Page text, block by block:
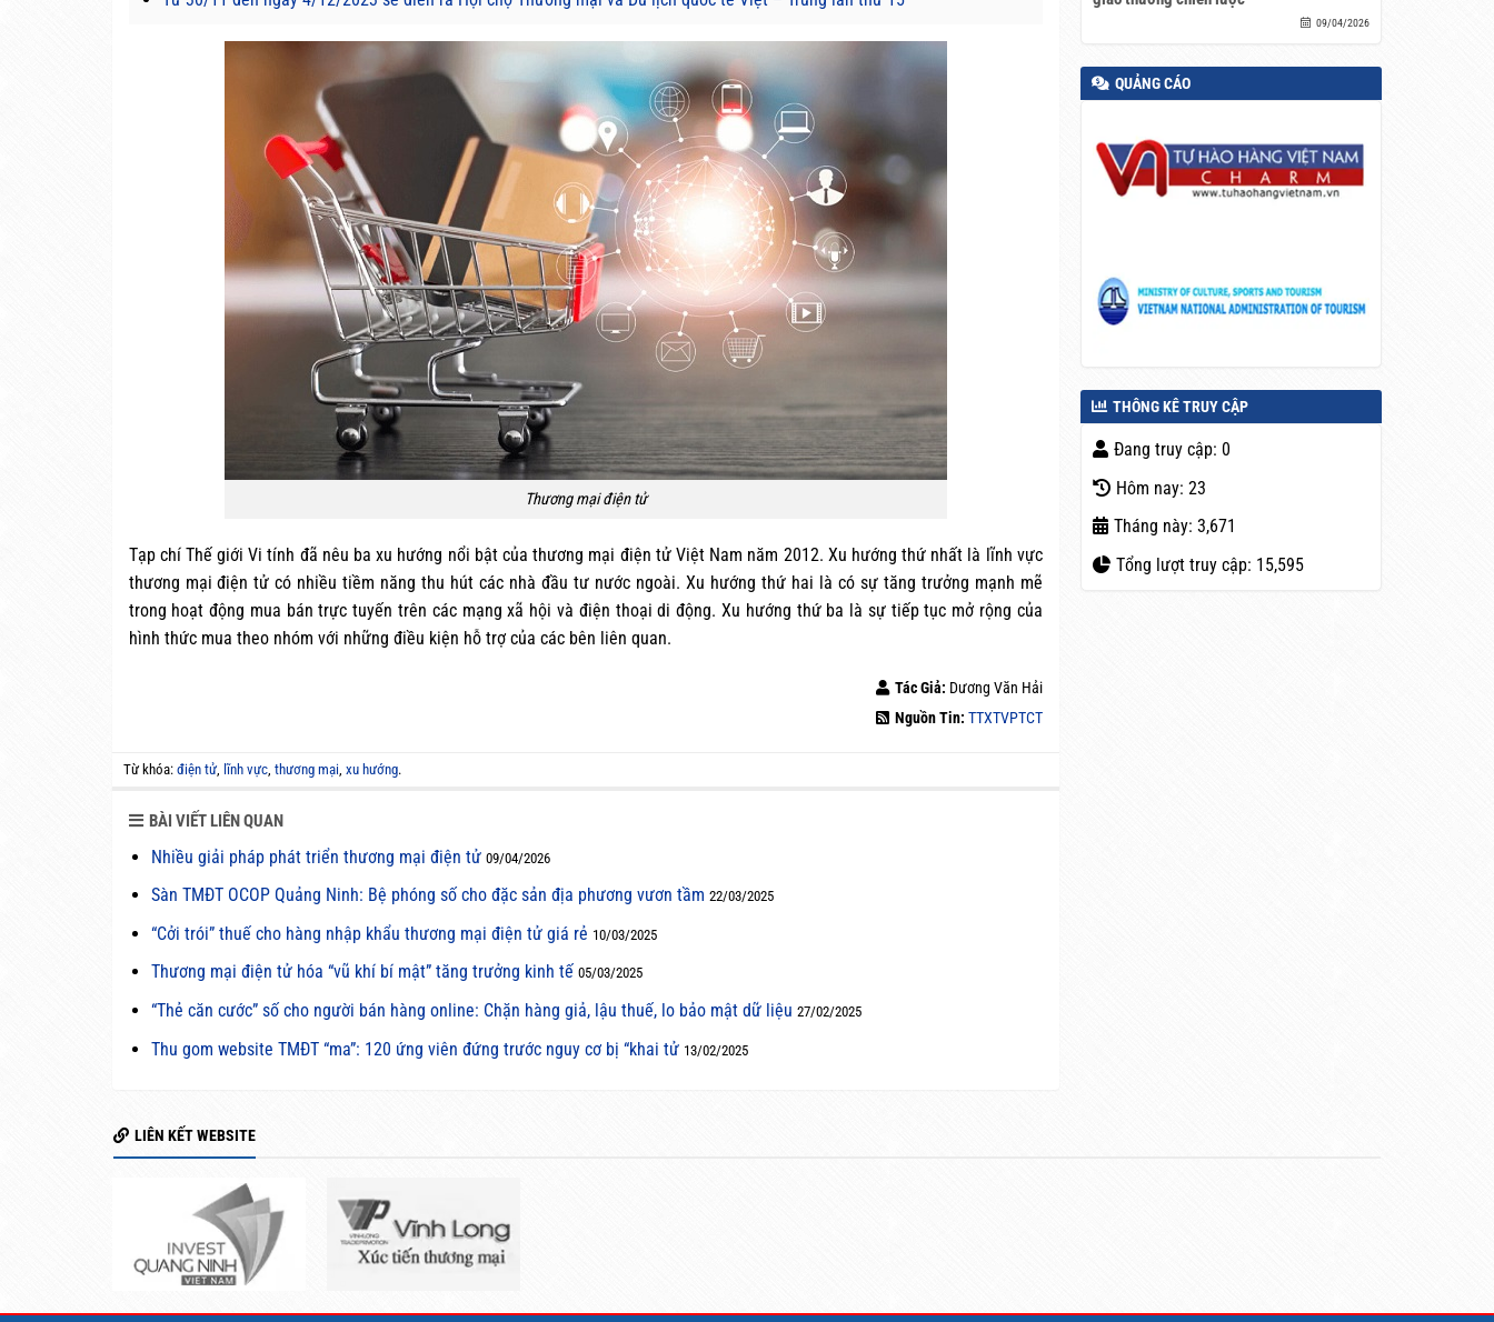
Thương mại điện tử
Tạp chí Thế giới Vi tính đã nêu ba xu hướng nổi bật của thương mại điện tử Việt Nam năm 2012. Xu hướng thứ nhất là lĩnh vực
thương mại điện tử có nhiều tiềm năng thu hút các nhà đầu tư nước ngoài. Xu hướng thứ hai là có sự tăng trưởng mạnh mẽ
trong hoạt động mua bán trực tuyến trên các mạng xã hội và điện thoại di động. Xu hướng thứ ba là sự tiếp tục mở rộng của
hình thức mua theo nhóm với những điều kiện hỗ trợ của các bên liên quan.
Tác Giả: Dương Văn Hải
Nguồn Tin: TTXTVPTCT
Từ khóa: điện tử, lĩnh vực, thương mại, xu hướng.
BÀI VIẾT LIÊN QUAN
Nhiều giải pháp phát triển thương mại điện tử 09/04/2026
Sàn TMĐT OCOP Quảng Ninh: Bệ phóng số cho đặc sản địa phương vươn tầm 22/03/2025
“Cởi trói” thuế cho hàng nhập khẩu thương mại điện tử giá rẻ 10/03/2025
Thương mại điện tử hóa “vũ khí bí mật” tăng trưởng kinh tế 05/03/2025
“Thẻ căn cước” số cho người bán hàng online: Chặn hàng giả, lậu thuế, lo bảo mật dữ liệu 27/02/2025
Thu gom website TMĐT “ma”: 120 ứng viên đứng trước nguy cơ bị “khai tử 13/02/2025
09/04/2026
QUẢNG CÁO
THÔNG KÊ TRUY CẬP
Đang truy cập: 0
Hôm nay: 23
Tháng này: 3,671
Tổng lượt truy cập: 15,595
LIÊN KẾT WEBSITE